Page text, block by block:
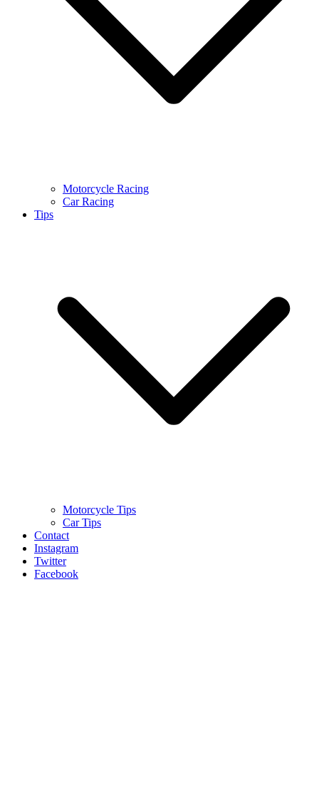
Motorcycle Racing
Car Racing
Tips
Motorcycle Tips
Car Tips
Contact
Instagram
Twitter
Facebook